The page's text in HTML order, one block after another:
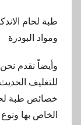
ومواد البودرة
وأيضاً نقدم
الخاص بها